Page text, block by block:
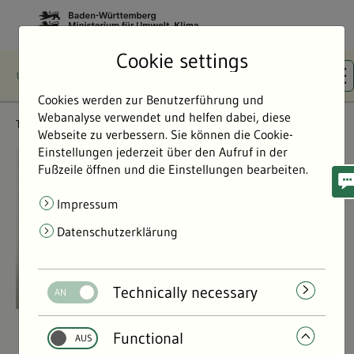
Themen Land- & Forstwirtschaft
©
Land- & Forstwirtschaft
Cookie settings
Cookies werden zur Benutzerführung und
Webanalyse verwendet und helfen dabei, diese
Webseite zu verbessern. Sie können die Cookie-
Einstellungen jederzeit über den Aufruf in der
Fußzeile öffnen und die Einstellungen bearbeiten.
Impressum
Datenschutzerklärung
Technically necessary
Functional